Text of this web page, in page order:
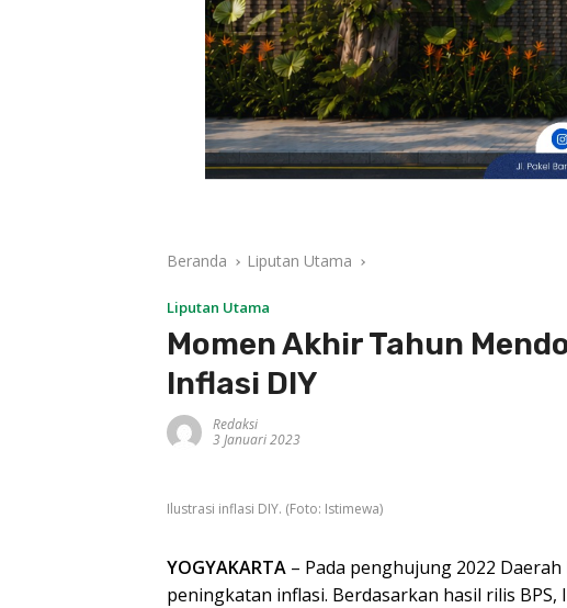
Beranda Liputan Utama
Liputan Utama
Momen Akhir Tahun
Inflasi DIY
Redaksi
3 Januari 2023
Ilustrasi inflasi DIY. (Foto: Istimewa)
YOGYAKARTA – Pada penghujung 2022
peningkatan inflasi. Berdasarkan hasil rilis BPS,